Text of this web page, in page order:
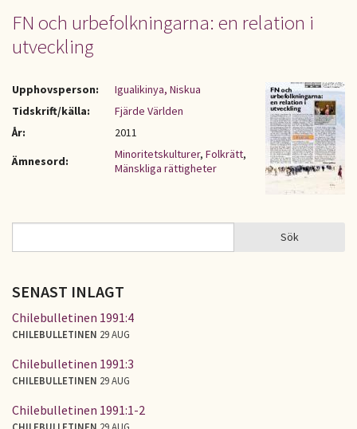
FN och urbefolkningarna: en relation i
utveckling
Upphovsperson:
Igualikinya, Niskua
Tidskrift/källa:
Fjärde Världen
År:
2011
Ämnesord:
Minoritetskulturer, Folkrätt,
Mänskliga rättigheter
SÖKFORMULÄR Sök
SENAST INLAGT
Chilebulletinen 1991:4
CHILEBULLETINEN 29 AUG
Chilebulletinen 1991:3
CHILEBULLETINEN 29 AUG
Chilebulletinen 1991:1-2
CHILEBULLETINEN 29 AUG